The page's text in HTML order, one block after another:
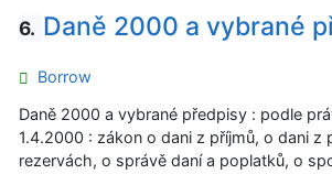
6. Daně 2000 a vybrané
Borrow
Daně 2000 a vybrané předpisy : podle
1.4.2000 : zákon o dani z příjmů, o dani z
rezervách, o správě daní a poplatků, o